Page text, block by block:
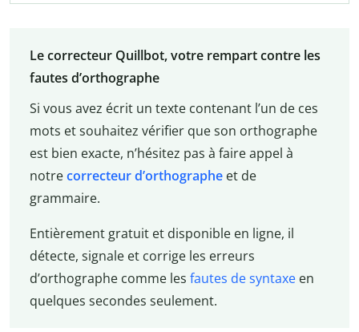
Le correcteur Quillbot, votre rempart contre les
fautes d’orthographe
Si vous avez écrit un texte contenant l’un de ces
mots et souhaitez vérifier que son orthographe
est bien exacte, n’hésitez pas à faire appel à
notrecorrecteur d’orthographeet de
grammaire.
Entièrement gratuit et disponible en ligne, il
détecte, signale et corrige les erreurs
d’orthographe comme les fautes de syntaxeen
quelques secondes seulement.